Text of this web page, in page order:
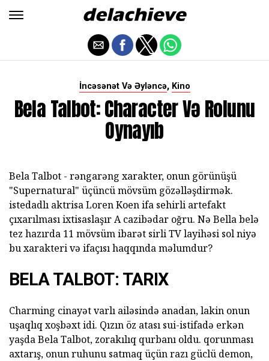
İncəsənət Və Əyləncə, Kino
Bela Talbot: Character Və Rolunu
Oynayıb
Bela Talbot - rəngarəng xarakter, onun görünüşü
"Supernatural" üçüncü mövsüm gözəlləşdirmək.
istedadlı aktrisa Loren Koen ifa sehirli artefakt
çıxarılması ixtisaslaşır A cazibədar oğru. Nə Bella belə
tez hazırda 11 mövsüm ibarət sirli TV layihəsi sol niyə
bu xarakteri və ifaçısı haqqında məlumdur?
BELA TALBOT: TARIX
Charming cinayət varlı ailəsində anadan, lakin onun
uşaqlıq xoşbəxt idi. Qızın öz atası sui-istifadə erkən
yaşda Bela Talbot, zorakılıq qurbanı oldu. qorunması
axtarış, onun ruhunu satmaq üçün razı güclü demon,